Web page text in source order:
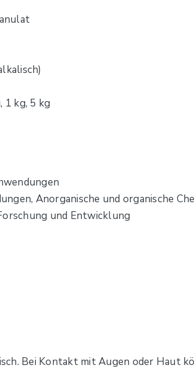
1 kg, 5 kg
Anorganische und organische
und Entwicklung
Bei Kontakt mit Augen oder Haut